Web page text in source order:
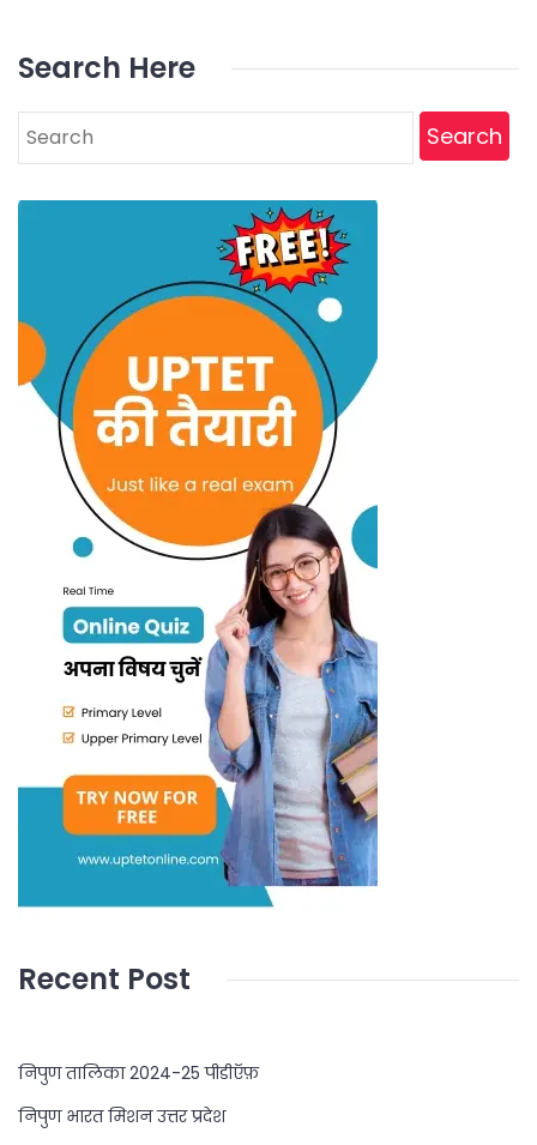
Search Here
Search
for:
Recent Post
निपुण तालिका 2024-25 पीडीऍफ़
निपुण भारत मिशन उत्तर प्रदेश